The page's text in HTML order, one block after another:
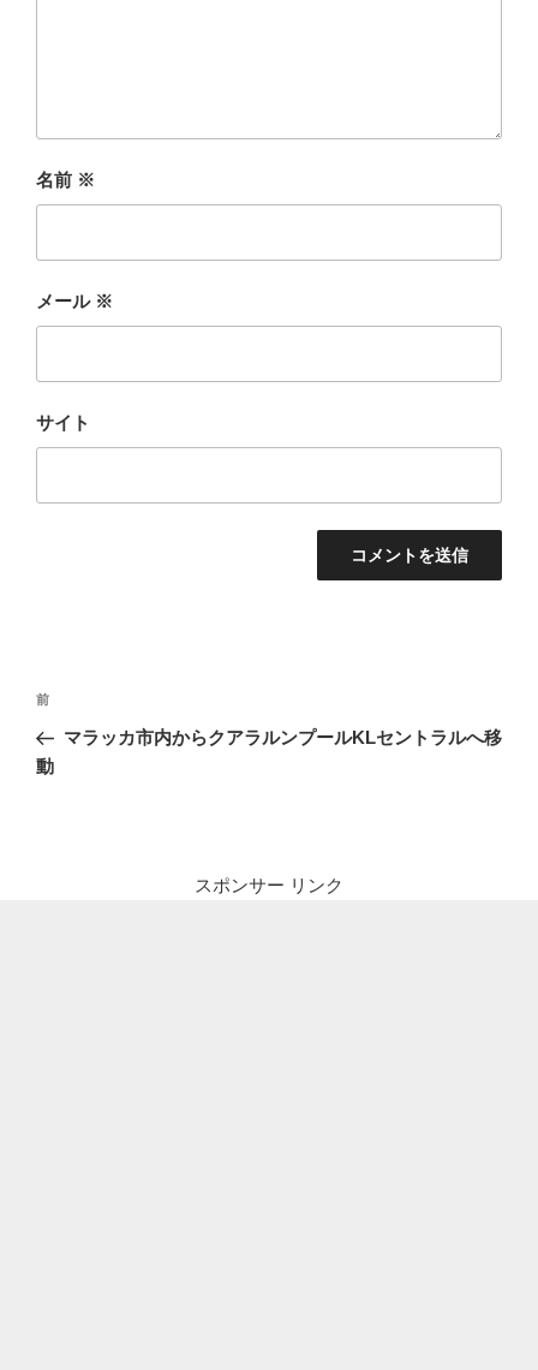
名前 ※
メール ※
サイト
投
ナ
前
の
投
前
マラッカ市内からクアラルンプールKLセントラルへ移
動
スポンサー リンク